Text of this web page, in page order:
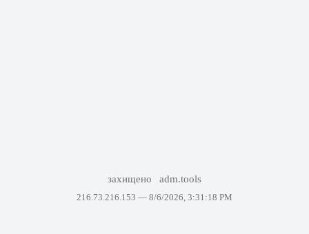
захищено adm.tools
216.73.216.153 — 8/6/2026, 3:31:18 PM